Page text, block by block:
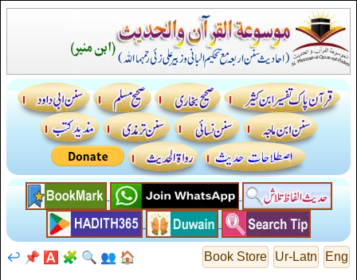
Eng
Ur-Latn
Book Store
🏠
👥
🔍
🧩
🅰️
📌
↩️